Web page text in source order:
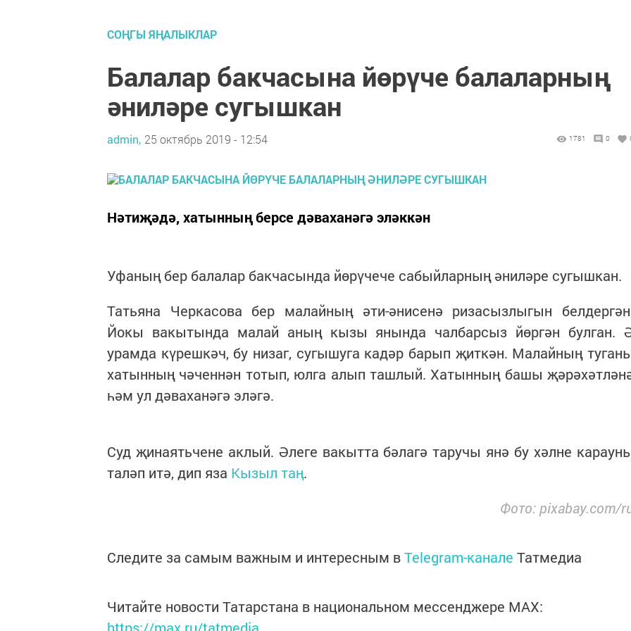
СОҢГЫ ЯҢАЛЫКЛАР
Балалар бакчасына йөрүче балаларның
әниләре сугышкан
admin, 25 октябрь 2019 - 12:54 1781 0
Нәтиҗәдә, хатынның берсе дәваханәгә эләккән
Уфаның бер балалар бакчасында йөрүчече сабыйларның әниләре сугышкан.
Татьяна Черкасова бер малайның әти-әнисенә ризасызлыгын
Йокы вакытында малай аның кызы янында чалбарсыз йөргән булган.
урамда күрешкәч, бу низаг, сугышуга кадәр барып җиткән. Малайның
хатынның чәченнән тотып, юлга алып ташлый. Хатынның башы
һәм ул дәваханәгә эләгә.
Суд җинаятьчене аклый. Әлеге вакытта бәлагә таручы янә бу хәлне
таләп итә, дип яза Кызыл таң.
Фото: pixabay.com/
Следите за самым важным и интересным вTelegram-канале Татмедиа
Читайте новости Татарстана в национальном мессенджере MАХ: